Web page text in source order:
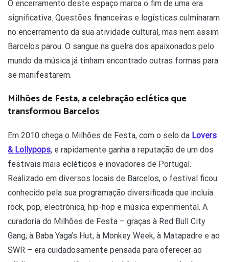
O encerramento deste espaço marca o fim de uma era
significativa. Questões financeiras e logísticas culminaram
no encerramento da sua atividade cultural, mas nem assim
Barcelos parou. O sangue na guelra dos apaixonados pelo
mundo da música já tinham encontrado outras formas para
se manifestarem.
Milhões de Festa, a celebração eclética que
transformou Barcelos
Em 2010 chega o Milhões de Festa, com o selo da Lovers
& Lollypops, e rapidamente ganha a reputação de um dos
festivais mais ecléticos e inovadores de Portugal.
Realizado em diversos locais de Barcelos, o festival ficou
conhecido pela sua programação diversificada que incluía
rock, pop, electrónica, hip-hop e música experimental. A
curadoria do Milhões de Festa – graças à Red Bull City
Gang, à Baba Yaga’s Hut, à Monkey Week, à Matapadre e ao
SWR – era cuidadosamente pensada para oferecer ao